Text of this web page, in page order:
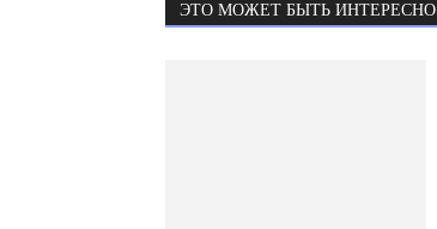
ЭТО МОЖЕТ БЫТЬ ИНТЕРЕСНО